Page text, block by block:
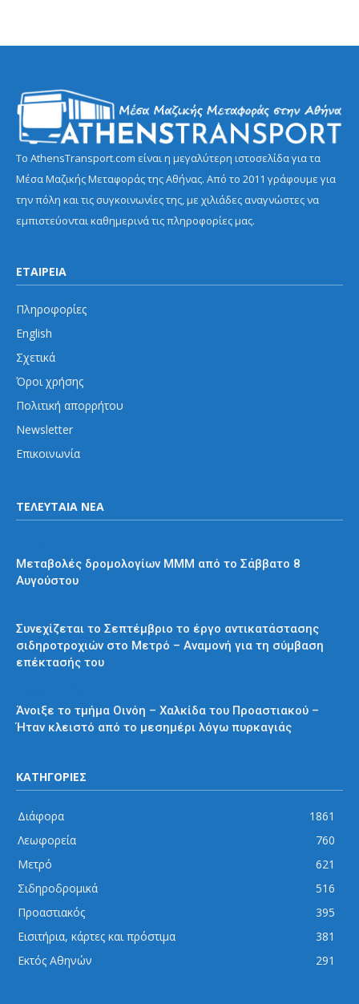
Το AthensTransport.com είναι η μεγαλύτερη ιστοσελίδα για τα
Μέσα Μαζικής Μεταφοράς της Αθήνας. Από το 2011 γράφουμε για
την πόλη και τις συγκοινωνίες της, με χιλιάδες αναγνώστες να
εμπιστεύονται καθημερινά τις πληροφορίες μας.
ΕΤΑΙΡΕΙΑ
Πληροφορίες
English
Σχετικά
Όροι χρήσης
Πολιτική απορρήτου
Newsletter
Επικοινωνία
ΤΕΛΕΥΤΑΙΑ ΝΕΑ
Μεταβολές δρομολογίων ΜΜΜ από το Σάββατο 8
Αυγούστου
Συνεχίζεται το Σεπτέμβριο το έργο αντικατάστασης
σιδηροτροχιών στο Μετρό – Αναμονή για τη σύμβαση
επέκτασής του
Άνοιξε το τμήμα Οινόη – Χαλκίδα του Προαστιακού –
Ήταν κλειστό από το μεσημέρι λόγω πυρκαγιάς
ΚΑΤΗΓΟΡΙΕΣ
Διάφορα
1861
Λεωφορεία
760
Μετρό
621
Σιδηροδρομικά
516
Προαστιακός
395
Εισιτήρια, κάρτες και πρόστιμα
381
Εκτός Αθηνών
291